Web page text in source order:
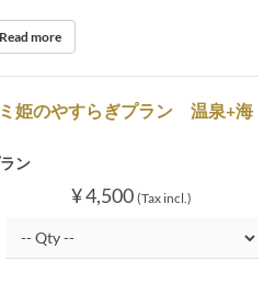
Read more
姫のやすらぎプラン 温泉+海
ン
¥ 4,500 (Tax incl.)